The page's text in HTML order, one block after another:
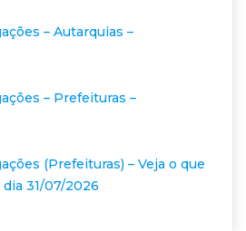
– Autarquias –
– Prefeituras –
(Prefeituras) – Veja o que
31/07/2026